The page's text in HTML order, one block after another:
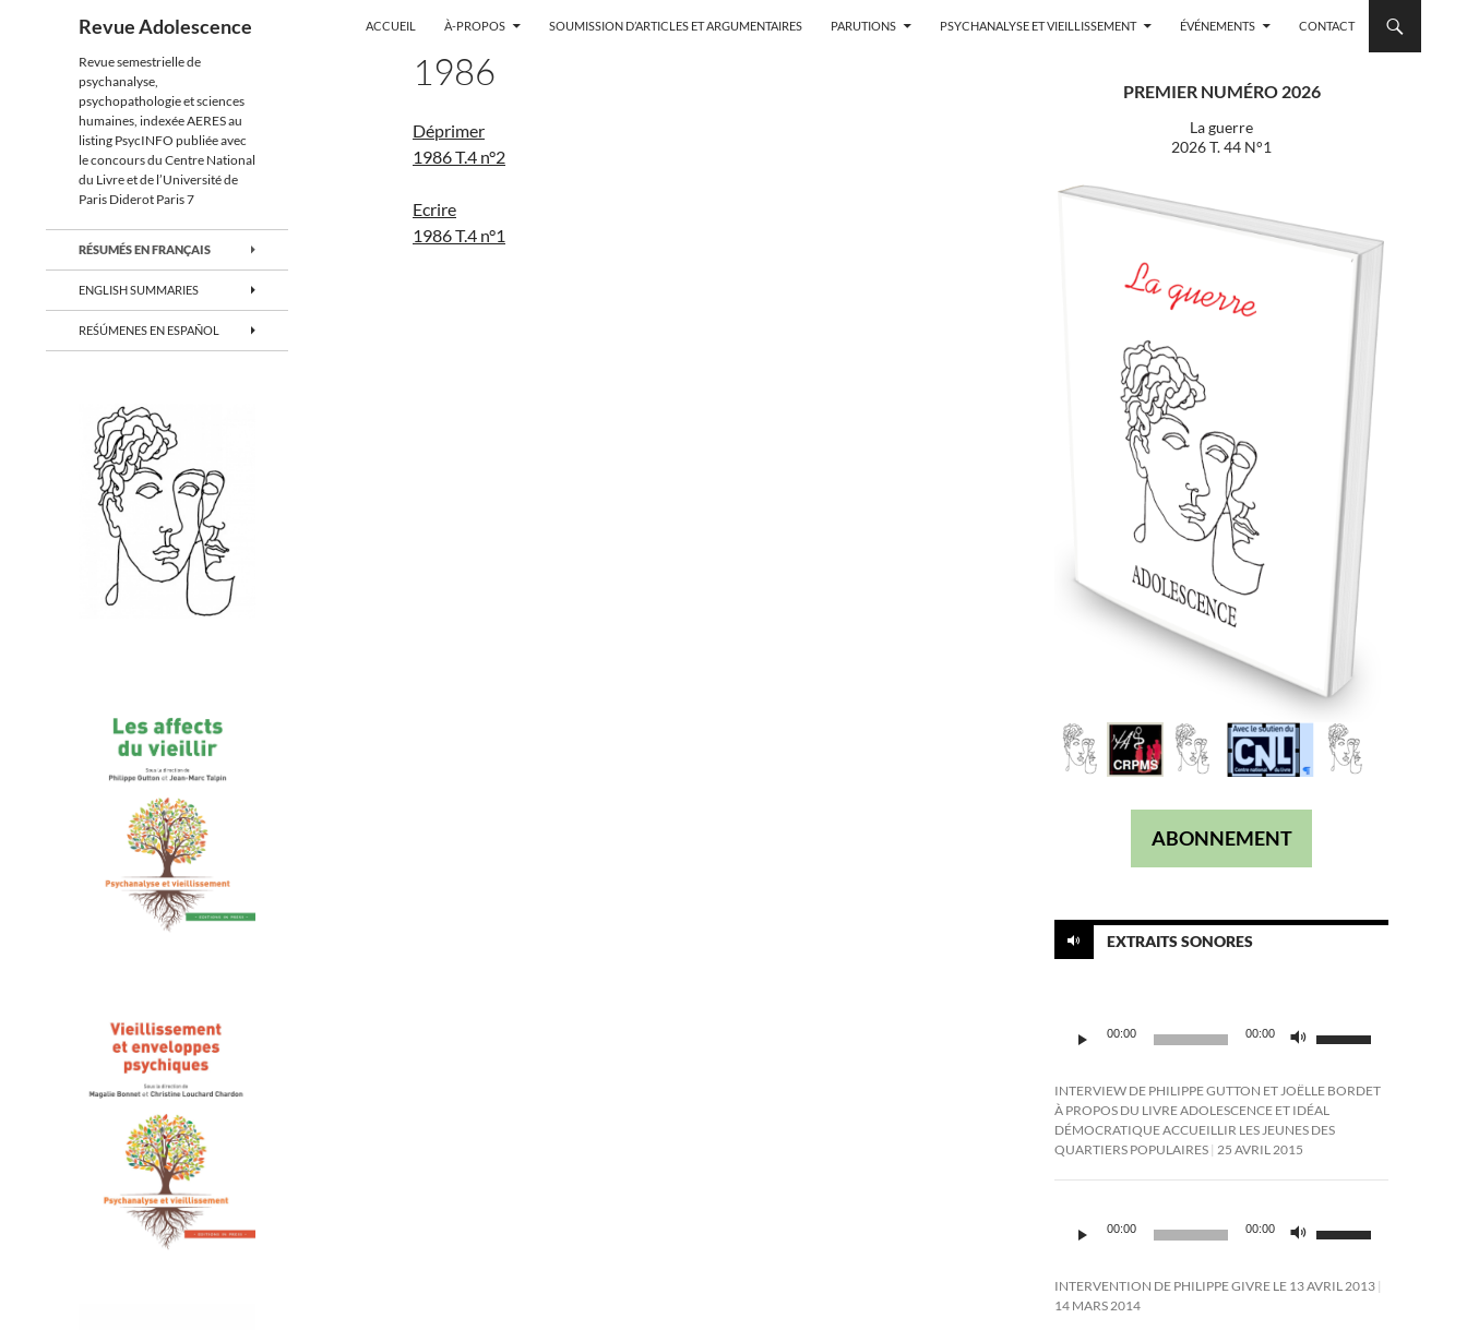
Revue Adolescence
ACCUEIL
À-PROPOS SOUMISSION D’ARTICLES ET ARGUMENTAIRES PARUTIONS PSYCHANALYSE ET VIEILLISSEMENT ÉVÉNEMENTS CONTACT
1986
Déprimer
1986 T.4 n°2
Ecrire
1986 T.4 n°1
PREMIER NUMÉRO 2026
La guerre
2026 T. 44 N°1
ABONNEMENT
EXTRAITS SONORES
audio
00:00 00:00
les
haut/bas
pour
augmenter
le
INTERVIEW DE PHILIPPE GUTTON ET JOËLLE BORDET
À PROPOS DU LIVRE ADOLESCENCE ET IDÉAL
DÉMOCRATIQUE ACCUEILLIR LES JEUNES DES
QUARTIERS POPULAIRES 25 AVRIL 2015
audio
00:00 00:00
les
haut/bas
INTERVENTION DE PHILIPPE GIVRE LE 13 AVRIL 2013
14 MARS 2014
Revue semestrielle de
psychanalyse,
psychopathologie et sciences
humaines, indexée AERES au
listing PsycINFO publiée avec
le concours du Centre National
du Livre et de l’Université de
Paris Diderot Paris 7
RÉSUMÉS EN FRANÇAIS
ENGLISH SUMMARIES
REŚÚMENES EN ESPAÑOL